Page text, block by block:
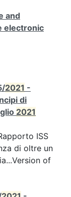
and
electronic
2021 -
di
2021
ISS
di oltre un
of